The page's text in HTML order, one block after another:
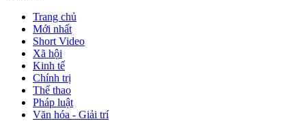
Trang chủ
Mới nhất
Short Video
Xã hội
Kinh tế
Chính trị
Thể thao
Pháp luật
Văn hóa - Giải trí